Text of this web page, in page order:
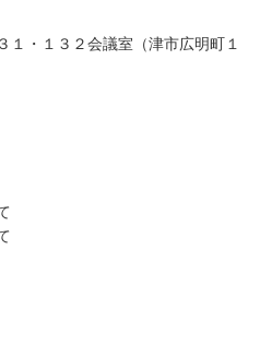
１３２会議室（津市広明町１